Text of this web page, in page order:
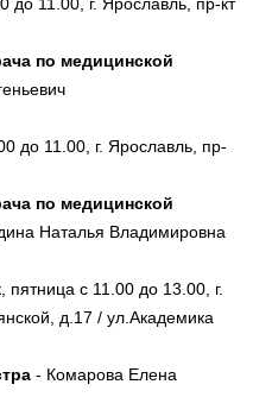
по медицинской
до 11.00, г. Ярославль, пр-
по медицинской
Наталья Владимировна
с 11.00 до 13.00, г.
д.17 / ул.Академика
- Комарова Елена